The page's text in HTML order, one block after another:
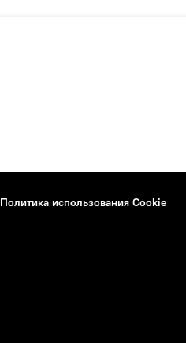
Политика использования Cookie